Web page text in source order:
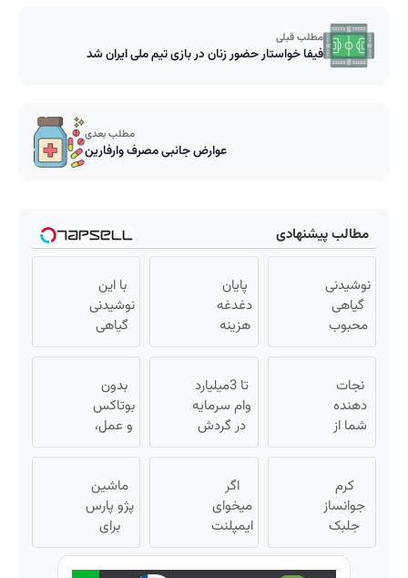
مطلب قبلی
فیفا خواستار حضور زنان در بازی‌ تیم ملی ایران شد
مطلب بعدی
عوارض جانبی مصرف وارفارین
مطالب پیشنهادی
نوشیدنی
گیاهی
محبوب
برای
دارای
اضافه
وزن!
60%تخفیف
پایان
دغدغه
هزینه
های
پزشکی
با پک
سفید
کننده
با این
نوشیدنی
گیاهی
کبدت
پرقدرته55%تخفیف
نجات
دهنده
شما از
پیری!
جوانساز
جلبک50%تخفیف
تا 3میلیارد
وام سرمایه
در گردش
فروشندگان
فروشگاهت
رو ثبت کن
بدون
بوتاکس
و عمل،
با این
جلبک،
پوستت
رو جوان
کن
کرم
جوانساز
جلبک
اسپیرولینا
با تخفیف
اگر
میخوای
ایمپلنت
کنی
الان
ماشین
پژو پارس
برای
فروش
داری؟